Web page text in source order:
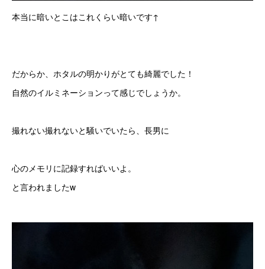
本当に暗いとこはこれくらい暗いです↑
だからか、ホタルの明かりがとても綺麗でした！
自然のイルミネーションって感じでしょうか。
撮れない撮れないと騒いでいたら、長男に
心のメモリに記録すればいいよ。
と言われましたw